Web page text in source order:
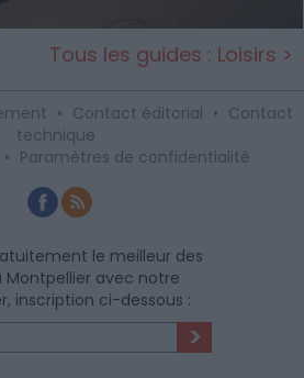
Tous les guides : Loisirs >
• Contact éditorial • Contact
technique
• Paramètres de confidentialité
le meilleur des
Montpellier avec notre
inscription ci-dessous :
>